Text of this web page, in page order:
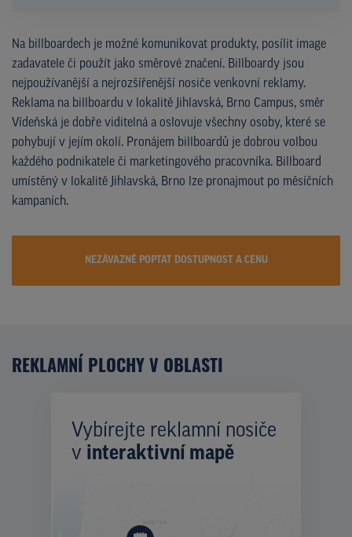
Na billboardech je možné komunikovat produkty, posílit image
zadavatele či použít jako směrové značení. Billboardy jsou
nejpoužívanější a nejrozšířenější nosiče venkovní reklamy.
Reklama na billboardu v lokalitě Jihlavská, Brno Campus, směr
Vídeňská je dobře viditelná a oslovuje všechny osoby, které se
pohybují v jejím okolí. Pronájem billboardů je dobrou volbou
každého podnikatele či marketingového pracovníka. Billboard
umístěný v lokalitě Jihlavská, Brno lze pronajmout po měsíčních
kampaních.
NEZÁVAZNĚ POPTAT DOSTUPNOST A CENU
REKLAMNÍ PLOCHY V OBLASTI
Vybírejte reklamní nosiče
v interaktivní mapě